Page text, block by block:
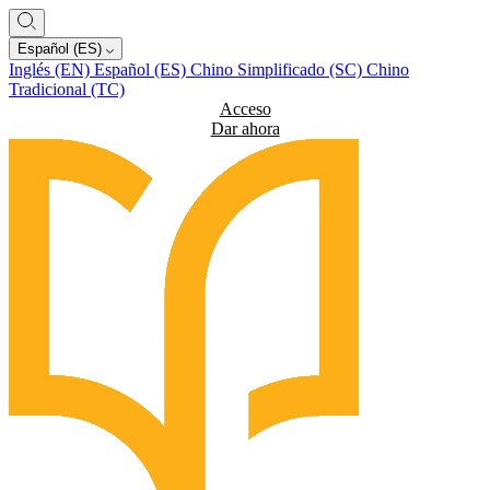
Español (ES)
Inglés (EN) Español (ES) Chino Simplificado (SC) Chino
Tradicional (TC)
Acceso
Dar ahora